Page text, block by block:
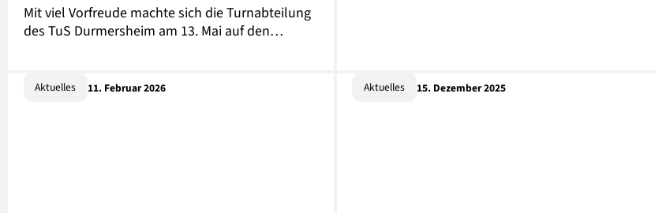
Mit viel Vorfreude machte sich die Turnabteilung
des TuS Durmersheim am 13. Mai auf den…
Aktuelles 11. Februar 2026 Aktuelles 15. Dezember 2025